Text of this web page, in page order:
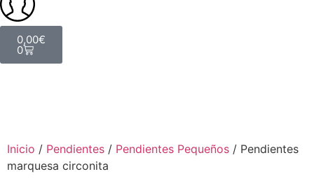
0,00€
0
Inicio / Pendientes / Pendientes Pequeños / Pendientes
marquesa circonita